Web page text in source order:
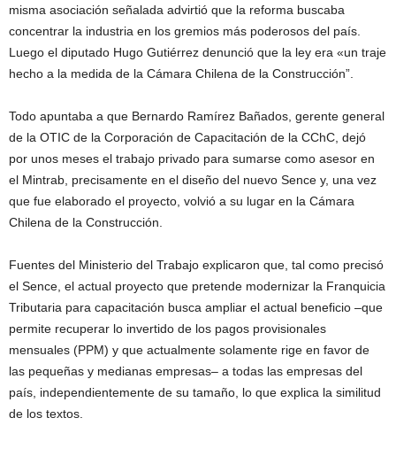
misma asociación señalada advirtió que la reforma buscaba
concentrar la industria en los gremios más poderosos del país.
Luego el diputado Hugo Gutiérrez denunció que la ley era «un traje
hecho a la medida de la Cámara Chilena de la Construcción”.
Todo apuntaba a que Bernardo Ramírez Bañados, gerente general
de la OTIC de la Corporación de Capacitación de la CChC, dejó
por unos meses el trabajo privado para sumarse como asesor en
el Mintrab, precisamente en el diseño del nuevo Sence y, una vez
que fue elaborado el proyecto, volvió a su lugar en la Cámara
Chilena de la Construcción.
Fuentes del Ministerio del Trabajo explicaron que, tal como precisó
el Sence, el actual proyecto que pretende modernizar la Franquicia
Tributaria para capacitación busca ampliar el actual beneficio –que
permite recuperar lo invertido de los pagos provisionales
mensuales (PPM) y que actualmente solamente rige en favor de
las pequeñas y medianas empresas– a todas las empresas del
país, independientemente de su tamaño, lo que explica la similitud
de los textos.